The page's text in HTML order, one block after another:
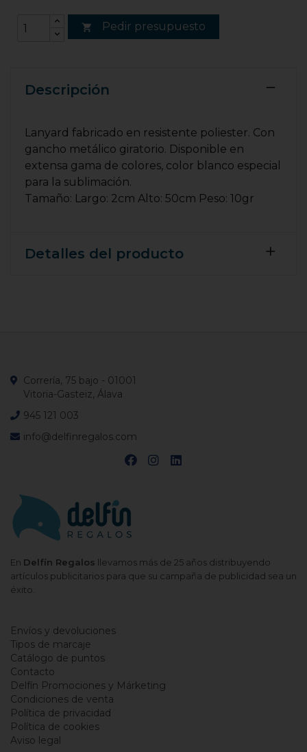
 Pedir presupuesto
Descripción
Lanyard fabricado en resistente poliester. Con
gancho metálico giratorio. Disponible en
extensa gama de colores, color blanco especial
para la sublimación.
Tamaño: Largo: 2cm Alto: 50cm Peso: 10gr
Detalles del producto
En Delfín Regalos llevamos más de 25 años distribuyendo
artículos publicitarios para que su campaña de publicidad sea un
éxito.
Correría, 75 bajo - 01001
Vitoria-Gasteiz, Álava
945 121 003
info@delfinregalos.com
Envíos y devoluciones
Tipos de marcaje
Catálogo de puntos
Contacto
Delfín Promociones y Márketing
Condiciones de venta
Política de privacidad
Política de cookies
Aviso legal